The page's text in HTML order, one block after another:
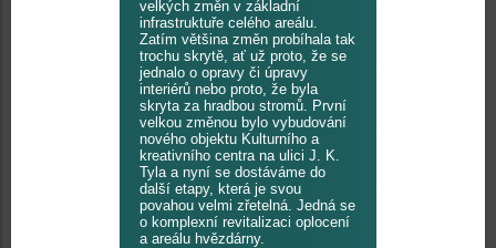
velkých změn v základní
infrastruktuře celého areálu.
Zatím většina změn probíhala tak
trochu skrytě, ať už proto, že se
jednalo o opravy či úpravy
interiérů nebo proto, že byla
skryta za hradbou stromů. První
velkou změnou bylo vybudování
nového objektu Kulturního a
kreativního centra na ulici J. K.
Tyla a nyní se dostáváme do
další etapy, která je svou
povahou velmi zřetelná. Jedná se
o komplexní revitalizaci oplocení
a areálu hvězdárny.